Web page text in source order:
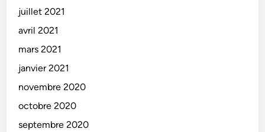
juillet 2021
avril 2021
mars 2021
janvier 2021
novembre 2020
octobre 2020
septembre 2020